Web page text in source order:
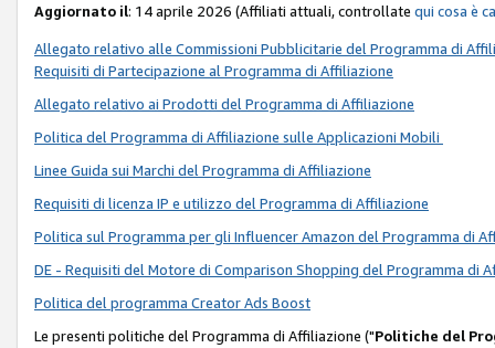
Aggiornato il: 14 aprile 2026 (Affiliati attuali, controllate qui cosa è
Allegato relativo alle Commissioni Pubblicitarie del Programma di
Requisiti di Partecipazione al Programma di Affiliazione
Allegato relativo ai Prodotti del Programma di Affiliazione
Politica del Programma di Affiliazione sulle Applicazioni Mobili
Linee Guida sui Marchi del Programma di Affiliazione
Requisiti di licenza IP e utilizzo del Programma di Affiliazione
Politica sul Programma per gli Influencer Amazon del Programma di
DE - Requisiti del Motore di Comparison Shopping del Programma di
Politica del programma Creator Ads Boost
Le presenti politiche del Programma di Affiliazione ("Politiche del